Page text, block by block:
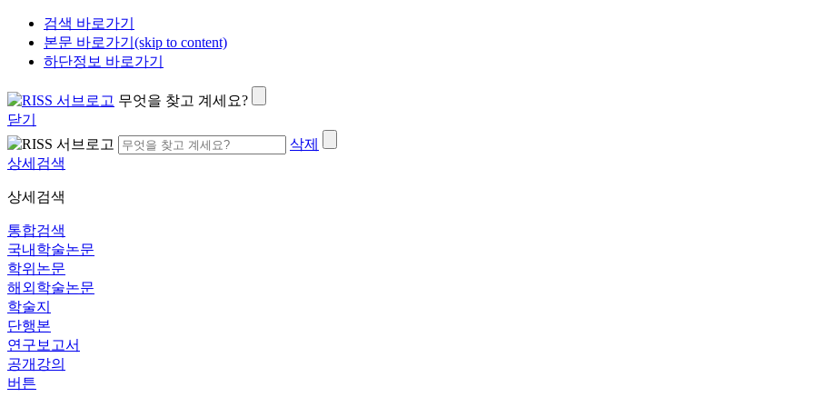
검색 바로가기
본문 바로가기(skip to content)
하단정보 바로가기
무엇을 찾고 계세요?
닫기
삭제
상세검색
상세검색
통합검색
국내학술논문
학위논문
해외학술논문
학술지
단행본
연구보고서
공개강의
버튼